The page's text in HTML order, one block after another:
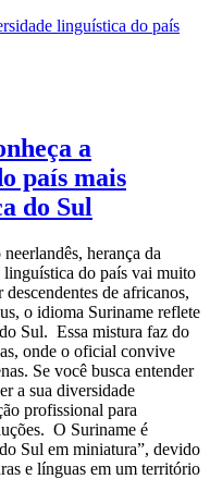
a
país mais
do Sul
herança da
linguística do país vai muito
de africanos,
o idioma Suriname reflete
Sul. Essa mistura faz do
onde o oficial convive
Se você busca entender
a sua diversidade
profissional para
O Suriname é
Sul em miniatura”, devido
e línguas em um território